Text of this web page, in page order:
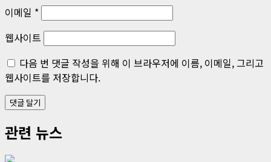
이메일 *
웹사이트
다음 번 댓글 작성을 위해 이 브라우저에 이름, 이메일, 그리고
웹사이트를 저장합니다.
관련 뉴스